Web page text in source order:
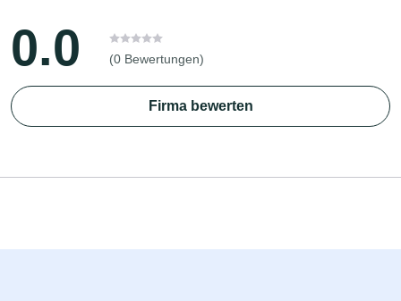
0.0 (0 Bewertungen)
Firma bewerten